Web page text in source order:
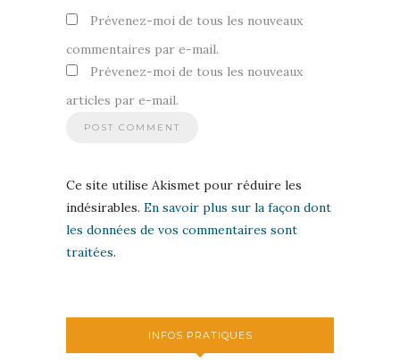
Prévenez-moi de tous les nouveaux
commentaires par e-mail.
Prévenez-moi de tous les nouveaux
articles par e-mail.
Ce site utilise Akismet pour réduire les
indésirables. En savoir plus sur la façon dont
les données de vos commentaires sont
traitées.
INFOS PRATIQUES